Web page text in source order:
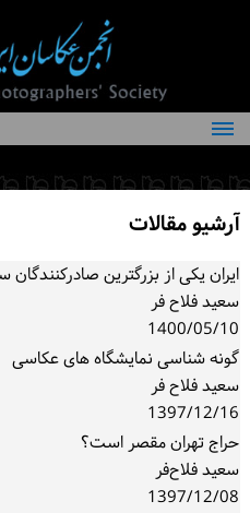
درباره انجمن
کمیته‌های انجمن
شرایط عضویت
مقالات
آرشیو مقالات
ایران یکی از بزرگترین صادرکنندگان
سعید فلاح فر
1400/05/10
گونه شناسی نمایشگاه های عکاسی
سعید فلاح فر
1397/12/16
حراج تهران مقصر است؟
سعید فلاح‌فر
1397/12/08